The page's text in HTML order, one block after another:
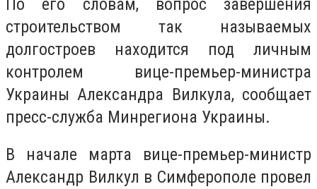
По его словам, вопрос завершения
строительством так называемых
долгостроев находится под личным
контролем вице-премьер-министра
Украины Александра Вилкула, сообщает
пресс-служба Минрегиона Украины.
В начале марта вице-премьер-министр
Александр Вилкул в Симферополе провел